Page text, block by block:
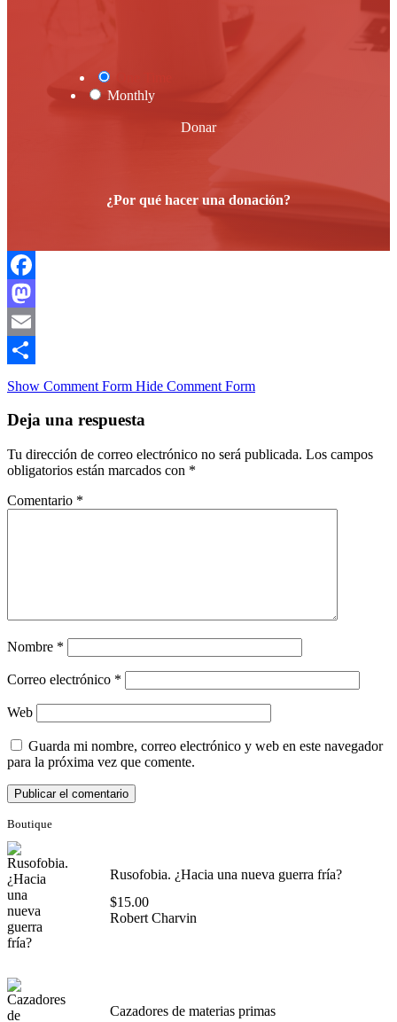
Monthly
Donar
¿Por qué hacer una donación?
Facebook
Mastodon
Email
Compartir
Show Comment Form Hide Comment Form
Deja una respuesta
Tu dirección de correo electrónico no será publicada. Los campos
obligatorios están marcados con *
Comentario *
Nombre *
Correo electrónico *
Web
Guarda mi nombre, correo electrónico y web en este navegador
para la próxima vez que comente.
Boutique
Rusofobia. ¿Hacia una nueva guerra fría?
$15.00
Robert Charvin
Cazadores de materias primas